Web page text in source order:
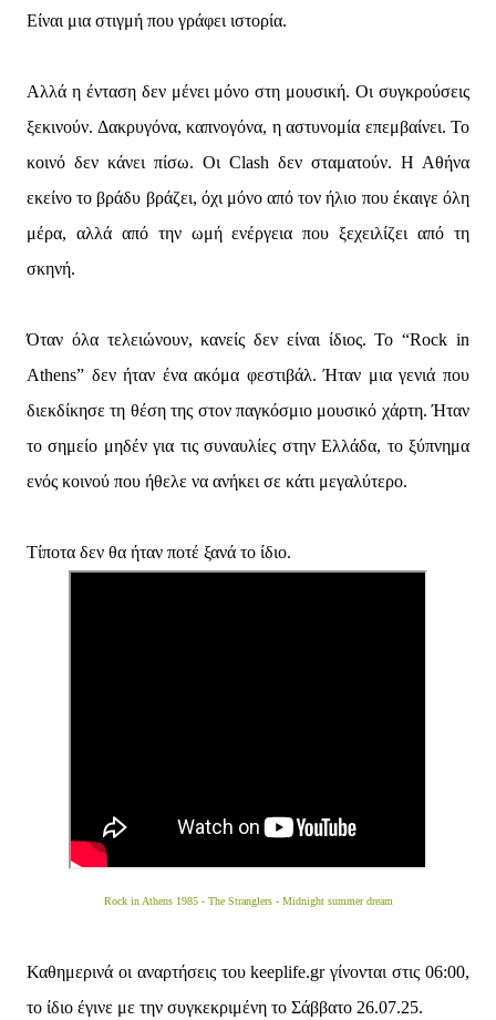
Είναι μια στιγμή που γράφει ιστορία.
Αλλά η ένταση δεν μένει μόνο στη μουσική. Οι συγκρούσεις
ξεκινούν. Δακρυγόνα, καπνογόνα, η αστυνομία επεμβαίνει. Το
κοινό δεν κάνει πίσω. Οι Clash δεν σταματούν. Η Αθήνα
εκείνο το βράδυ βράζει, όχι μόνο από τον ήλιο που έκαιγε όλη
μέρα, αλλά από την ωμή ενέργεια που ξεχειλίζει από τη
σκηνή.
Όταν όλα τελειώνουν, κανείς δεν είναι ίδιος. Το “Rock in
Athens” δεν ήταν ένα ακόμα φεστιβάλ. Ήταν μια γενιά που
διεκδίκησε τη θέση της στον παγκόσμιο μουσικό χάρτη. Ήταν
το σημείο μηδέν για τις συναυλίες στην Ελλάδα, το ξύπνημα
ενός κοινού που ήθελε να ανήκει σε κάτι μεγαλύτερο.
Τίποτα δεν θα ήταν ποτέ ξανά το ίδιο.
Rock in Athens 1985 - The Stranglers - Midnight summer dream
Καθημερινά οι αναρτήσεις του keeplife.gr γίνονται στις 06:00,
το ίδιο έγινε με την συγκεκριμένη το Σάββατο 26.07.25.